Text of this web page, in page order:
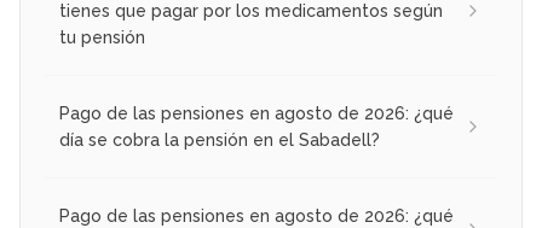
tienes que pagar por los medicamentos según
tu pensión
Pago de las pensiones en agosto de 2026: ¿qué
día se cobra la pensión en el Sabadell?
Pago de las pensiones en agosto de 2026: ¿qué